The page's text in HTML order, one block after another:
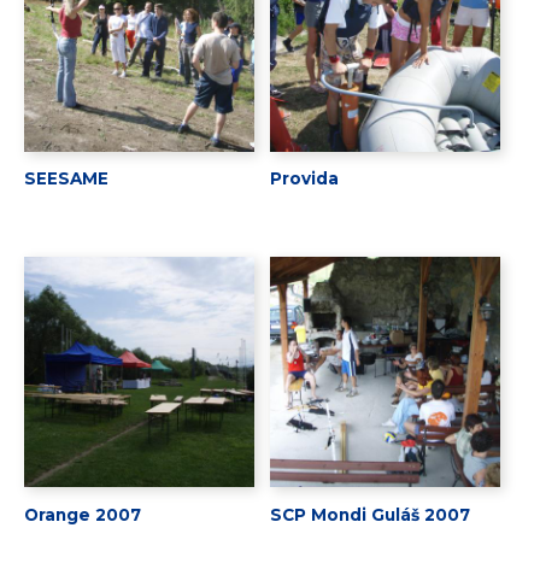
SEESAME Provida
Orange 2007 SCP Mondi Guláš 2007